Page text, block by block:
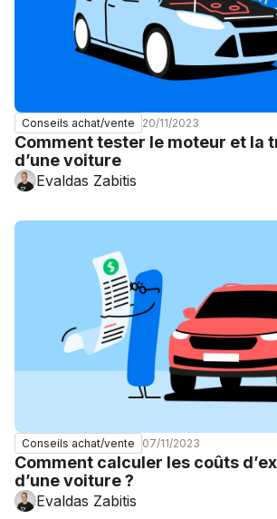
Conseils achat/vente 20/11/2023
Comment tester le moteur et la
d’une voiture
Evaldas Zabitis
Conseils achat/vente 07/11/2023
Comment calculer les coûts
d’une voiture ?
Evaldas Zabitis